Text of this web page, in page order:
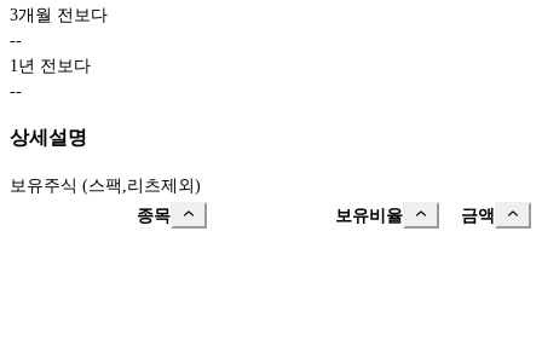
3개월 전보다
--
1년 전보다
--
상세설명
보유주식 (스팩,리츠제외)
종목
보유비율 금액